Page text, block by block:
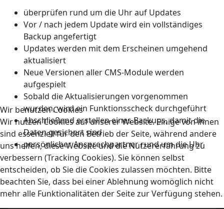
überprüfen rund um die Uhr auf Updates
Vor / nach jedem Update wird ein vollständiges
Backup angefertigt
Updates werden mit dem Erscheinen umgehend
aktualisiert
Neue Versionen aller CMS-Module werden
aufgespielt
Sobald die Aktualisierungen vorgenommen
wurden, wird ein Funktionsscheck durchgeführt
Abschließend erstellen eines Backups, damit die
Daten gesichert sind
persönlicher Ansprechpartner rund um die Uhr
Wir benutzen Cookies
Wir nutzen Cookies auf unserer Website. Einige von ihnen
sind essenziell für den Betrieb der Seite, während andere
uns helfen, diese Website und die Nutzererfahrung zu
verbessern (Tracking Cookies). Sie können selbst
entscheiden, ob Sie die Cookies zulassen möchten. Bitte
beachten Sie, dass bei einer Ablehnung womöglich nicht
mehr alle Funktionalitäten der Seite zur Verfügung stehen.